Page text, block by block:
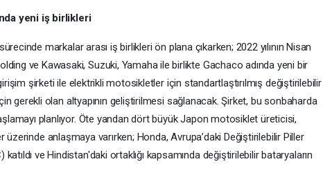
yeni iş birlikleri
markalar arası iş birlikleri ön plana çıkarken; 2022 yılının Nisan
ve Kawasaki, Suzuki, Yamaha ile birlikte Gachaco adında yeni bir
şirketi ile elektrikli motosikletler için standartlaştırılmış değiştirilebilir
gerekli olan altyapının geliştirilmesi sağlanacak. Şirket, bu sonbaharda
planlıyor. Öte yandan dört büyük Japon motosiklet üreticisi,
anlaşmaya varırken; Honda, Avrupa’daki Değiştirilebilir Piller
ve Hindistan'daki ortaklığı kapsamında değiştirilebilir bataryaların